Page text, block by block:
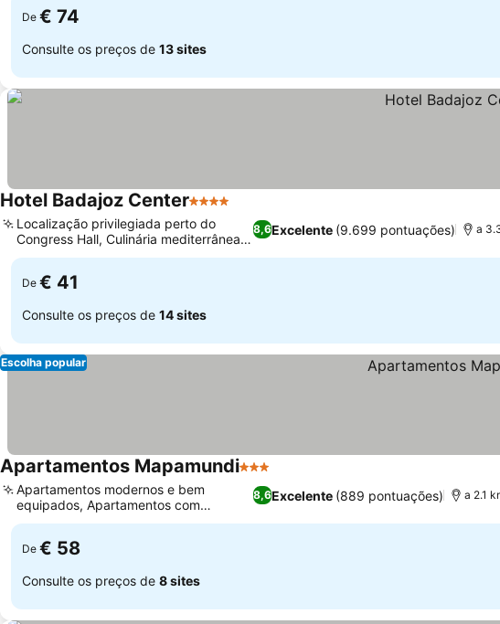
De € 74
Consulte os preços de 13 sites
Hotel Badajoz Center4 Estrelas
8,6Excelente (9.699 pontuações)
Localização privilegiada perto do
Congress Hall, Culinária mediterrânea
no La Torre
a
De € 41
Consulte os preços de 14 sites
Escolha popular
Apartamentos Mapamundi3 Estrelas
8,6Excelente (889 pontuações)
Apartamentos modernos e bem
equipados, Apartamentos com
terraços privados
a 2.1
De € 58
Consulte os preços de 8 sites